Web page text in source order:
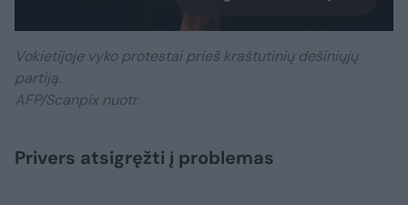
Vokietijoje vyko protestai prieš kraštutinių dešiniųjų
partiją.
AFP/Scanpix nuotr.
Privers atsigręžti į problemas